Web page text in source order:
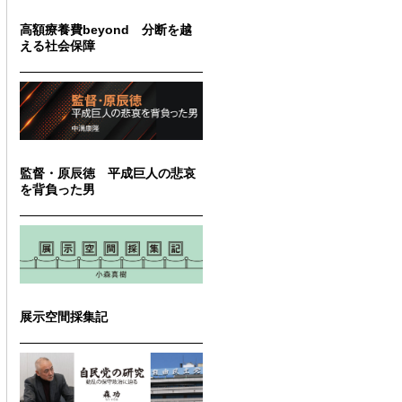
高額療養費beyond 分断を越
える社会保障
監督・原辰徳 平成巨人の悲哀
を背負った男
展示空間採集記